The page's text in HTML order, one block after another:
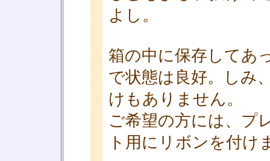
よし。
箱の中に保存してあ
で状態は良好。しみ
けもありません。
ご希望の方には、プ
ト用にリボンを付け